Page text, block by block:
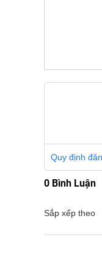
Quy định
0 Bình Luận
Sắp xếp theo